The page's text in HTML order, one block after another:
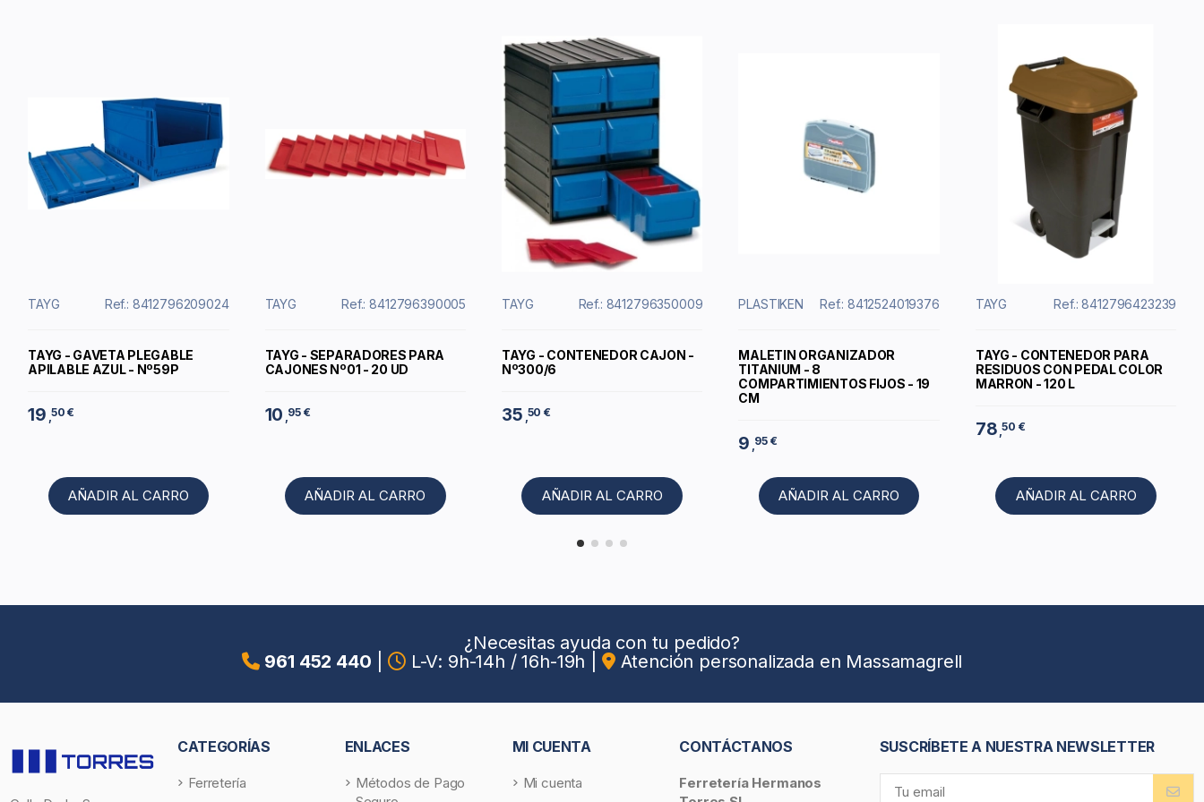
TAYG Ref.: 8412796209024
TAYG - GAVETA PLEGABLE
APILABLE AZUL - Nº59P
19 ,50 €
AÑADIR AL CARRO
TAYG Ref.: 8412796390005
TAYG - SEPARADORES PARA
CAJONES Nº01 - 20 UD
10 ,95 €
AÑADIR AL CARRO
TAYG Ref.: 8412796350009
TAYG - CONTENEDOR CAJON -
Nº300/6
35 ,50 €
AÑADIR AL CARRO
PLASTIKEN Ref.: 8412524019376
MALETIN ORGANIZADOR
TITANIUM - 8
COMPARTIMIENTOS FIJOS - 19
CM
9 ,95 €
AÑADIR AL CARRO
TAYG Ref.: 8412796423239
TAYG - CONTENEDOR PARA
RESIDUOS CON PEDAL COLOR
MARRON - 120 L
78 ,50 €
AÑADIR AL CARRO
¿Necesitas ayuda con tu pedido?
961 452 440
L-V: 9h-14h / 16h-19h Atención personalizada en Massamagrell
CATEGORÍAS
Ferretería
ENLACES
Métodos de Pago
MI CUENTA
Mi cuenta
CONTÁCTANOS
Ferretería Hermanos
SUSCRÍBETE A NUESTRA NEWSLETTER